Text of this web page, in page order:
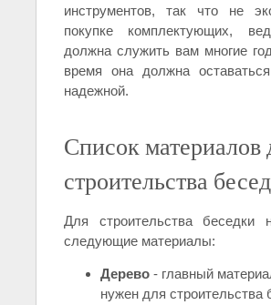
инструментов, так что не
покупке комплектующих,
должна служить вам многие
время она должна
надежной.
Список материалов
строительства
Для строительства беседки
следующие материалы:
Дерево - главный
нужен для строительства